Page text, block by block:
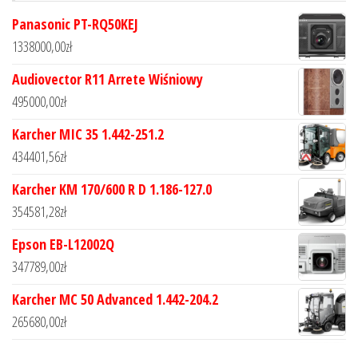
Panasonic PT-RQ50KEJ
1338000,00zł
Audiovector R11 Arrete Wiśniowy
495000,00zł
Karcher MIC 35 1.442-251.2
434401,56zł
Karcher KM 170/600 R D 1.186-127.0
354581,28zł
Epson EB-L12002Q
347789,00zł
Karcher MC 50 Advanced 1.442-204.2
265680,00zł